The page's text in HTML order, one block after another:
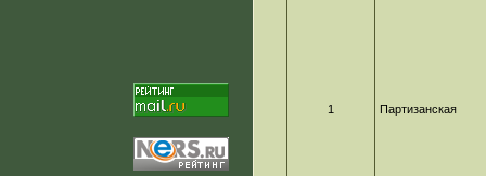
1 Партизанская